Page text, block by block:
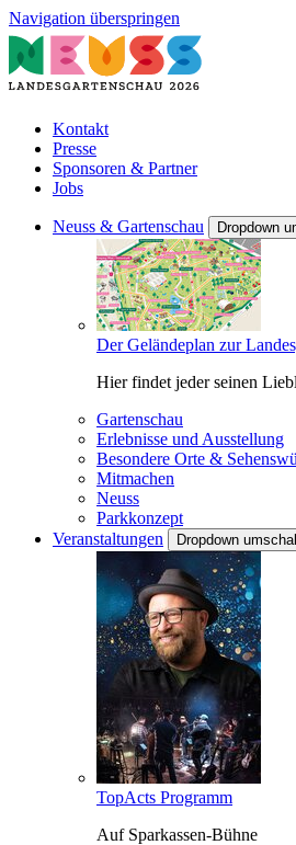
Navigation überspringen
Kontakt
Presse
Sponsoren & Partner
Jobs
Neuss & Gartenschau Dropdown
Der Geländeplan zur
Hier findet jeder seinen
Gartenschau
Erlebnisse und Ausstellung
Besondere Orte &
Mitmachen
Neuss
Parkkonzept
Veranstaltungen
Dropdown
TopActs Programm
Auf Sparkassen-Bühne